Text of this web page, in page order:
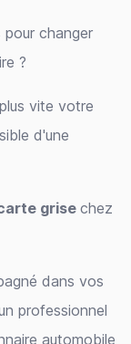
pour changer
?
vite votre
d'une
grise chez
dans vos
professionnel
automobile